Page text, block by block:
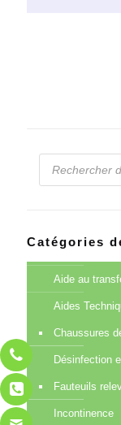
Recherche
Catégories
Aide au
Aides
Chaussures
Désinfection
Fauteuils
Incontinence